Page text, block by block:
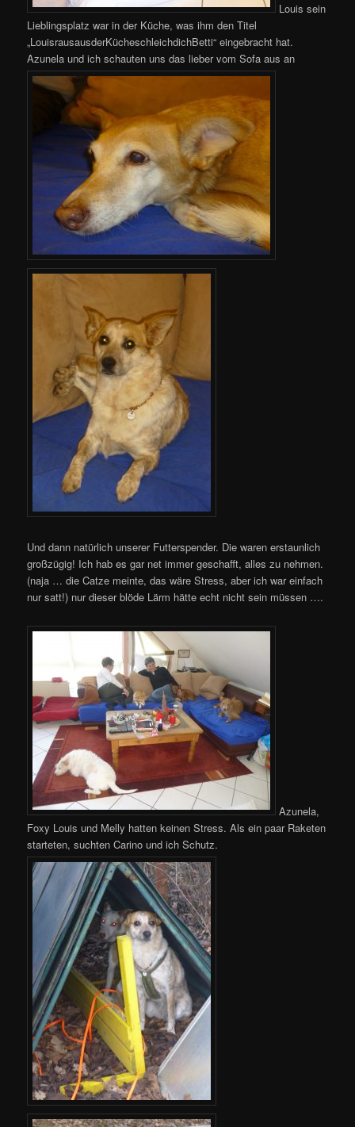
Louis sein
Lieblingsplatz war in der Küche, was ihm den Titel
„LouisrausausderKücheschleichdichBetti“ eingebracht hat.
Azunela und ich schauten uns das lieber vom Sofa aus an
Und dann natürlich unserer Futterspender. Die waren erstaunlich
großzügig! Ich hab es gar net immer geschafft, alles zu nehmen.
(naja … die Catze meinte, das wäre Stress, aber ich war einfach
nur satt!) nur dieser blöde Lärm hätte echt nicht sein müssen ….
Azunela,
Foxy Louis und Melly hatten keinen Stress. Als ein paar Raketen
starteten, suchten Carino und ich Schutz.